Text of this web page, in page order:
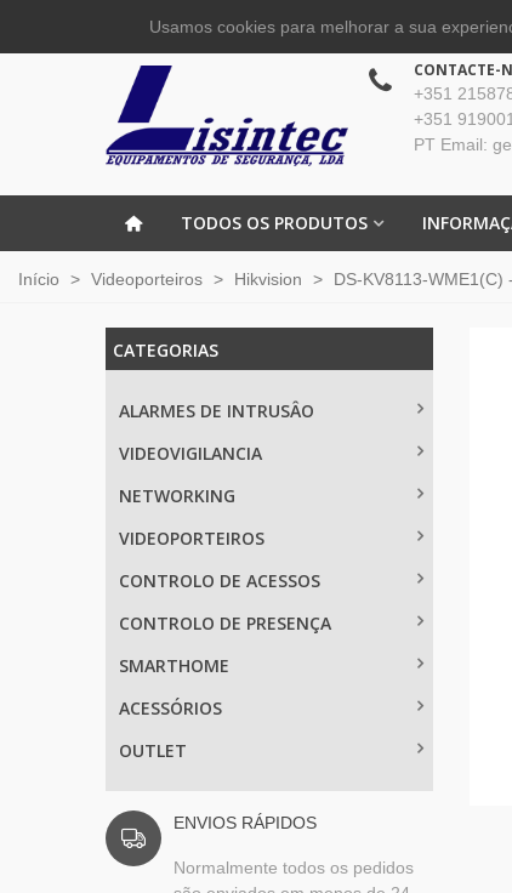
CONTACTE-
+351
+351
PT Email:
TODOS OS PRODUTOS
Início > Videoporteiros > Hikvision > DS-KV8113-
CATEGORIAS
ALARMES DE INTRUSÂO
VIDEOVIGILANCIA
NETWORKING
VIDEOPORTEIROS
CONTROLO DE ACESSOS
CONTROLO DE PRESENÇA
SMARTHOME
ACESSÓRIOS
OUTLET
ENVIOS RÁPIDOS
Normalmente todos os pedidos
Usamos cookies para melhorar a sua